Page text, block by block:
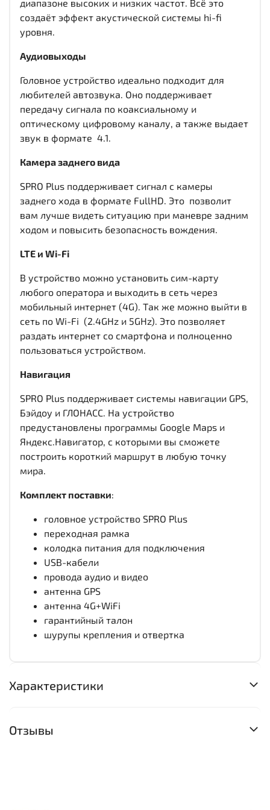
диапазоне высоких и низких частот. Всё это
создаёт эффект акустической системы hi-fi
уровня.
Аудиовыходы
Головное устройство идеально подходит для
любителей автозвука. Оно поддерживает
передачу сигнала по коаксиальному и
оптическому цифровому каналу, а также выдает
звук в формате 4.1.
Камера заднего вида
SPRO Plus поддерживает сигнал с камеры
заднего хода в формате FullHD. Это позволит
вам лучше видеть ситуацию при маневре задним
ходом и повысить безопасность вождения.
LTE и Wi-Fi
В устройство можно установить сим-карту
любого оператора и выходить в сеть через
мобильный интернет (4G). Так же можно выйти в
сеть по Wi-Fi (2.4GHz и 5GHz). Это позволяет
раздать интернет со смартфона и полноценно
пользоваться устройством.
Навигация
SPRO Plus поддерживает системы навигации GPS,
Бэйдоу и ГЛОНАСС. На устройство
предустановлены программы Google Maps и
Яндекс.Навигатор, с которыми вы сможете
построить короткий маршрут в любую точку
мира.
Комплект поставки:
головное устройство SPRO Plus
переходная рамка
колодка питания для подключения
USB-кабели
провода аудио и видео
антенна GPS
антенна 4G+WiFi
гарантийный талон
шурупы крепления и отвертка
Характеристики
Отзывы